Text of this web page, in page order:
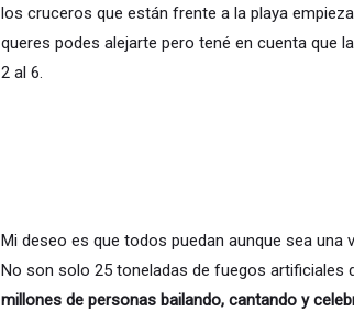
los cruceros que están frente a la playa
queres podes alejarte pero tené en cuenta
2 al 6.
Mi deseo es que todos puedan aunque sea una
No son solo 25 toneladas de fuegos
millones de personas bailando, cantando y